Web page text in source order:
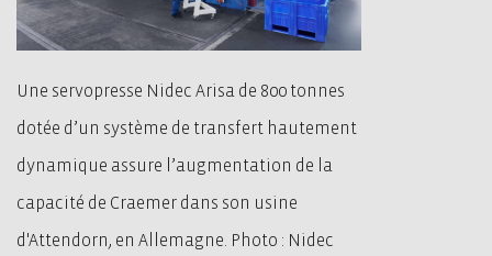
Une servopresse Nidec Arisa de 800 tonnes
dotée d’un système de transfert hautement
dynamique assure l’augmentation de la
capacité de Craemer dans son usine
d'Attendorn, en Allemagne. Photo : Nidec